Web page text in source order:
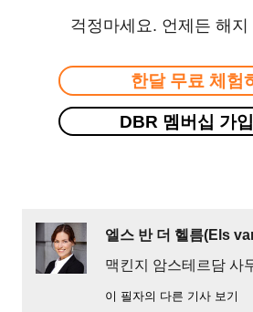
걱정마세요. 언제든 해
한달 무료 체험
DBR 멤버십 가입
엘스 반 더 헬름(Els
맥킨지 암스테르담 사
이 필자의 다른 기사 보기